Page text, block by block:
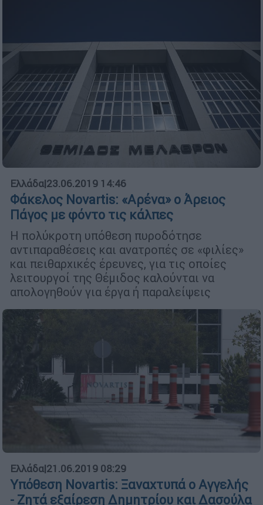
Ελλάδα|23.06.2019 14:46
Φάκελος Novartis: «Αρένα» ο Άρειος
Πάγος με φόντο τις κάλπες
H πολύκροτη υπόθεση πυροδότησε
αντιπαραθέσεις και ανατροπές σε «φιλίες»
και πειθαρχικές έρευνες, για τις οποίες
λειτουργοί της Θέµιδος καλούνται να
απολογηθούν για έργα ή παραλείψεις
Ελλάδα|21.06.2019 08:29
Υπόθεση Novartis: Ξαναχτυπά ο Αγγελής
- Ζητά εξαίρεση Δηµητρίου και Δασούλα